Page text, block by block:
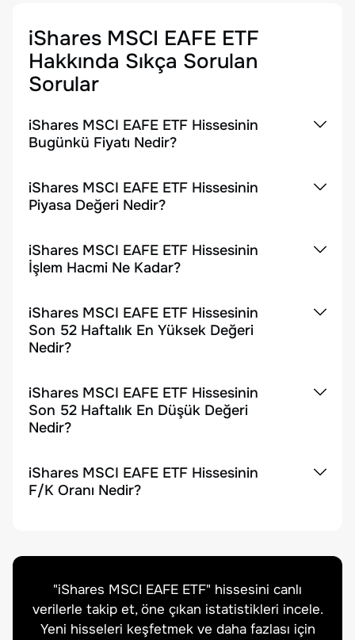
iShares MSCI EAFE ETF
Hakkında Sıkça Sorulan
Sorular
iShares MSCI EAFE ETF Hissesinin
Bugünkü Fiyatı Nedir?
iShares MSCI EAFE ETF Hissesinin
Piyasa Değeri Nedir?
iShares MSCI EAFE ETF Hissesinin
İşlem Hacmi Ne Kadar?
iShares MSCI EAFE ETF Hissesinin
Son 52 Haftalık En Yüksek Değeri
Nedir?
iShares MSCI EAFE ETF Hissesinin
Son 52 Haftalık En Düşük Değeri
Nedir?
iShares MSCI EAFE ETF Hissesinin
F/K Oranı Nedir?
"iShares MSCI EAFE ETF" hissesini canlı
verilerle takip et, öne çıkan istatistikleri incele.
Yeni hisseleri keşfetmek ve daha fazlası için